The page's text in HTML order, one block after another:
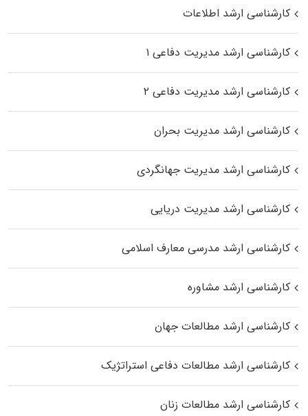
کارشناسی ارشد اطلاعات
کارشناسی ارشد مدیریت دفاعی ۱
کارشناسی ارشد مدیریت دفاعی ۲
کارشناسی ارشد مدیریت بحران
کارشناسی ارشد مدیریت جهانگردی
کارشناسی ارشد مدیریت دریایی
کارشناسی ارشد مدرسی معارف اسلامی
کارشناسی ارشد مشاوره
کارشناسی ارشد مطالعات جهان
کارشناسی ارشد مطالعات دفاعی استراتژیک
کارشناسی ارشد مطالعات زنان